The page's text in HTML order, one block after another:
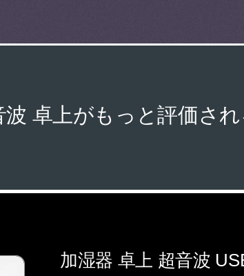
波 卓上がもっと評価さ
加湿器 卓上 超音波